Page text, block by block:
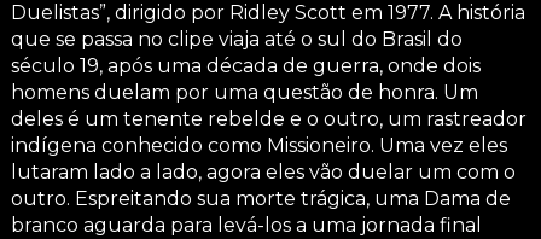
Duelistas”, dirigido por Ridley Scott em 1977. A história
que se passa no clipe viaja até o sul do Brasil do
século 19, após uma década de guerra, onde dois
homens duelam por uma questão de honra. Um
deles é um tenente rebelde e o outro, um rastreador
indígena conhecido como Missioneiro. Uma vez eles
lutaram lado a lado, agora eles vão duelar um com o
outro. Espreitando sua morte trágica, uma Dama de
branco aguarda para levá-los a uma jornada final